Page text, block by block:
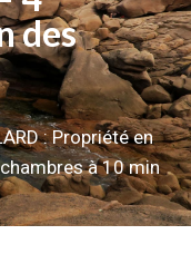
des
: Propriété en
à 10 min